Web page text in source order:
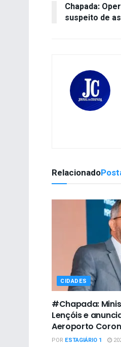
Chapada:
suspeito de
Relacionado
CIDADES
#Chapada:
Lençóis e
Aeroporto
POR ESTAGIÁRIO 1